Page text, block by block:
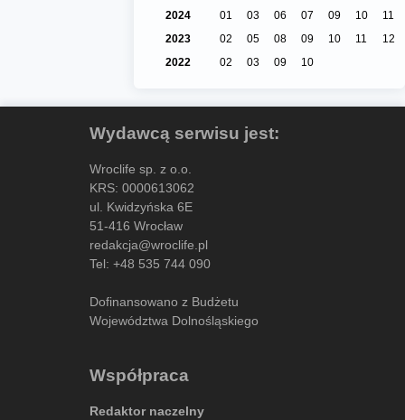
2024
01 03 06 07 09 10
11
2023
02 05 08 09 10 11
12
2022
02 03 09 10
Wydawcą serwisu jest:
Wroclife sp. z o.o.
KRS: 0000613062
ul. Kwidzyńska 6E
51-416 Wrocław
redakcja@wroclife.pl
Tel: +48 535 744 090
Dofinansowano z Budżetu
Województwa Dolnośląskiego
Współpraca
Redaktor naczelny